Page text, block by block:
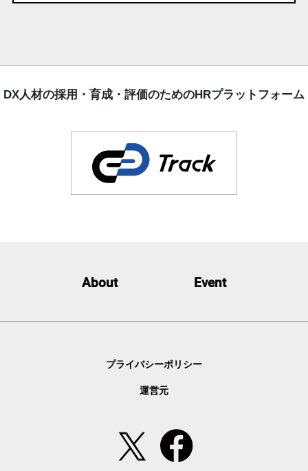
DX人材の採用・育成・評価のためのHRプラットフォーム
About Event
プライバシーポリシー
運営元